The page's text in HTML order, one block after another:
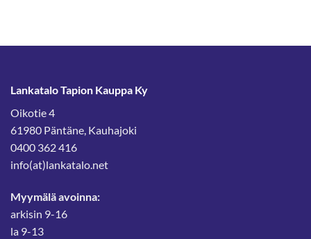
Lankatalo Tapion Kauppa Ky
Oikotie 4
61980 Päntäne, Kauhajoki
0400 362 416
info(at)lankatalo.net
Myymälä avoinna:
arkisin 9-16
la 9-13